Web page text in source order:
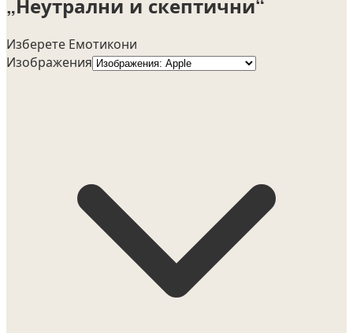
„Неутрални и скептични“
Изберете Емотикони
Изображения